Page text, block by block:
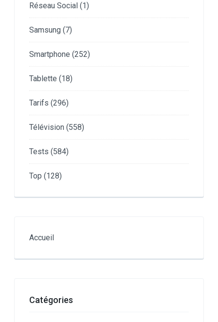
Réseau Social (1)
Samsung (7)
Smartphone (252)
Tablette (18)
Tarifs (296)
Télévision (558)
Tests (584)
Top (128)
Accueil
Catégories